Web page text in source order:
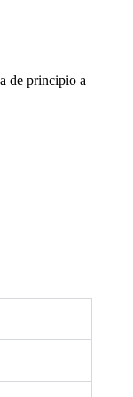
de principio a